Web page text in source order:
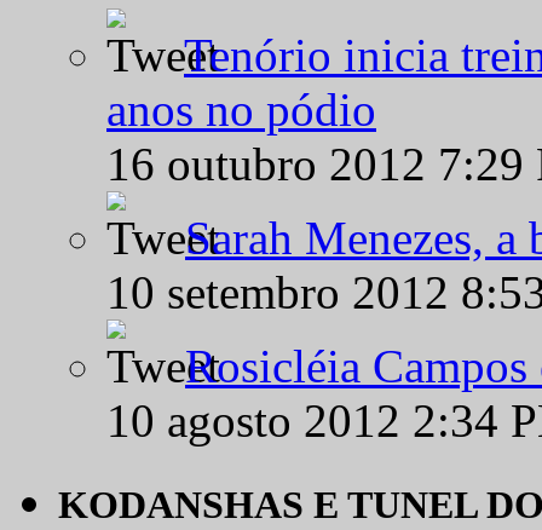
Tenório inicia
anos no pódio
16 outubro 2012
Sarah Menezes,
10 setembro 2012
Rosicléia
10 agosto 2012 2:34
KODANSHAS E TUNEL